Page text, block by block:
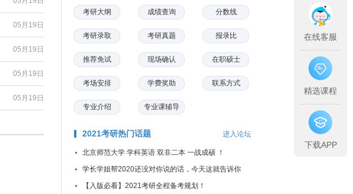
05月19日
05月19日
05月19日
05月19日
考研大纲 成绩查询 分数线
考研录取 考研真题 报录比
推荐免试 现场确认 在职硕士
考场安排 学费奖助 联系方式
专业介绍 专业课辅导
2021考研热门话题 进入论坛
北京师范大学 学科英语 双非二本 一战成硕 ！
学长学姐帮2020还没对你说的话，今天这就告诉你
【入版必看】2021考研全程备考规划！
在线客服
精选课程
下载APP